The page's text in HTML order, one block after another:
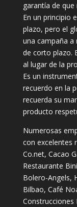
garantía de
En un principio
plazo, pero el
una campaña
de corto plazo.
al lugar de la
Es un
recuerdo en la
recuerda su
producto
Numerosas
con excelentes
Co.net, Cacao
Restaurante
Bolero-Angels,
Bilbao, Café
Construcciones